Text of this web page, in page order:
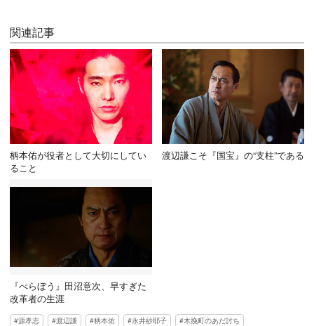
関連記事
柄本佑が役者として大切にしてい
ること
渡辺謙こそ『国宝』の“支柱”である
『べらぼう』田沼意次、早すぎた
改革者の生涯
源孝志 渡辺謙 柄本佑 永井紗耶子 木挽町のあだ討ち